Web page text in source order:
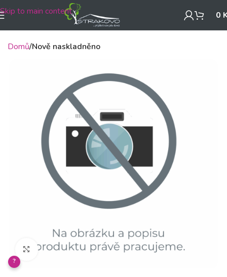
Skip to main content 0
Domů Nově naskladněno
Klikněte pro zvětšení
?